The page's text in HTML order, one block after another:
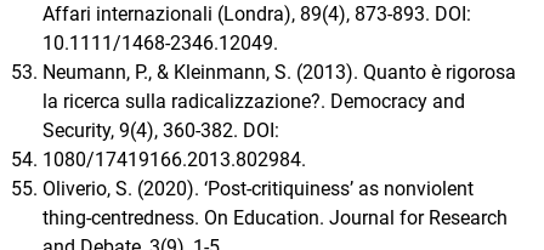
Affari internazionali (Londra), 89(4), 873-893. DOI:
10.1111/1468-2346.12049.
Neumann, P., & Kleinmann, S. (2013). Quanto è rigorosa
la ricerca sulla radicalizzazione?. Democracy and
Security, 9(4), 360-382. DOI:
1080/17419166.2013.802984.
Oliverio, S. (2020). ‘Post-critiquiness’ as nonviolent
thing-centredness. On Education. Journal for Research